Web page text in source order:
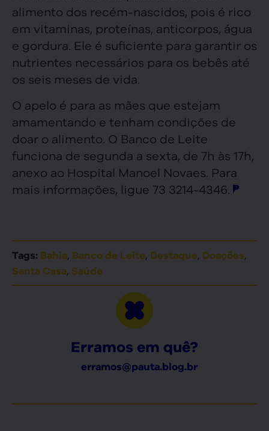
alimento dos recém-nascidos, pois é rico
em vitaminas, proteínas, anticorpos, água
e gordura. Ele é suficiente para garantir os
nutrientes necessários para os bebês até
os seis meses de vida.
O apelo é para as mães que estejam
amamentando e tenham condições de
doar o alimento. O Banco de Leite
funciona de segunda a sexta, de 7h às 17h,
anexo ao Hospital Manoel Novaes. Para
mais informações, ligue 73 3214-4346.
Tags: Bahia, Banco de Leite, Destaque, Doações,
Santa Casa, Saúde
Erramos em quê?
erramos@pauta.blog.br